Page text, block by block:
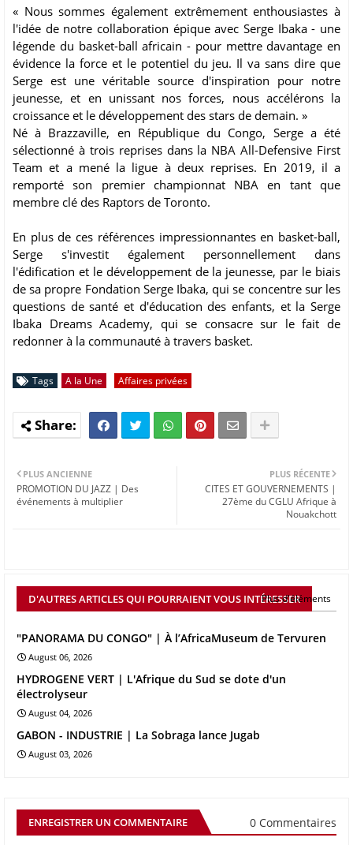
« Nous sommes également extrêmement enthousiastes à
l'idée de notre collaboration épique avec Serge Ibaka - une
légende du basket-ball africain - pour mettre davantage en
évidence la force et le potentiel du jeu. Il va sans dire que
Serge est une véritable source d'inspiration pour notre
jeunesse, et en unissant nos forces, nous accélérons la
croissance et le développement des stars de demain. »
Né à Brazzaville, en République du Congo, Serge a été
sélectionné à trois reprises dans la NBA All-Defensive First
Team et a mené la ligue à deux reprises. En 2019, il a
remporté son premier championnat NBA en tant que
membre clé des Raptors de Toronto.
En plus de ces références impressionnantes en basket-ball,
Serge s'investit également personnellement dans
l'édification et le développement de la jeunesse, par le biais
de sa propre Fondation Serge Ibaka, qui se concentre sur les
questions de santé et d'éducation des enfants, et la Serge
Ibaka Dreams Academy, qui se consacre sur le fait de
redonner à la communauté à travers basket.
Tags A la Une Affaires privées
PLUS RÉCENTE
CITES ET GOUVERNEMENTS |
27ème du CGLU Afrique à
Nouakchott
PLUS ANCIENNE
PROMOTION DU JAZZ | Des
événements à multiplier
D'AUTRES ARTICLES QUI POURRAIENT VOUS INTÉRESSER
Plus d'éléments
"PANORAMA DU CONGO" | À l’AfricaMuseum de Tervuren
August 06, 2026
HYDROGENE VERT | L'Afrique du Sud se dote d'un
électrolyseur
August 04, 2026
GABON - INDUSTRIE | La Sobraga lance Jugab
August 03, 2026
ENREGISTRER UN COMMENTAIRE 0 Commentaires